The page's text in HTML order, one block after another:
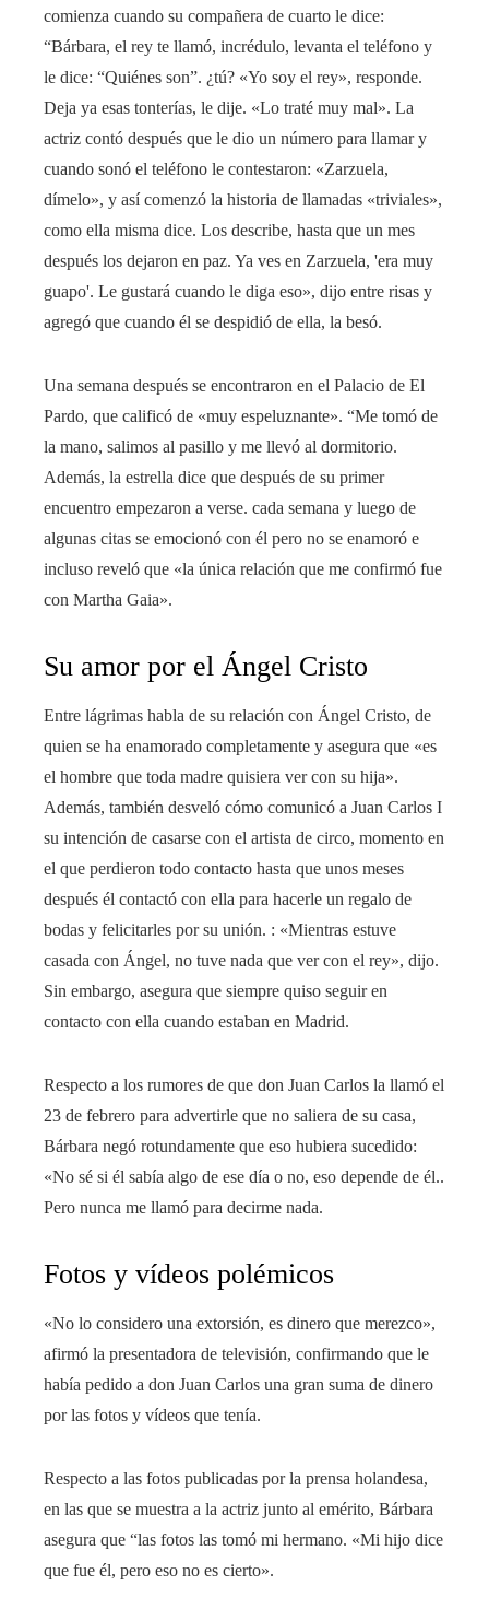
comienza cuando su compañera de cuarto le dice:
“Bárbara, el rey te llamó, incrédulo, levanta el teléfono y
le dice: “Quiénes son”. ¿tú? «Yo soy el rey», responde.
Deja ya esas tonterías, le dije. «Lo traté muy mal». La
actriz contó después que le dio un número para llamar y
cuando sonó el teléfono le contestaron: «Zarzuela,
dímelo», y así comenzó la historia de llamadas «triviales»,
como ella misma dice. Los describe, hasta que un mes
después los dejaron en paz. Ya ves en Zarzuela, 'era muy
guapo'. Le gustará cuando le diga eso», dijo entre risas y
agregó que cuando él se despidió de ella, la besó.
Una semana después se encontraron en el Palacio de El
Pardo, que calificó de «muy espeluznante». “Me tomó de
la mano, salimos al pasillo y me llevó al dormitorio.
Además, la estrella dice que después de su primer
encuentro empezaron a verse. cada semana y luego de
algunas citas se emocionó con él pero no se enamoró e
incluso reveló que «la única relación que me confirmó fue
con Martha Gaia».
Su amor por el Ángel Cristo
Entre lágrimas habla de su relación con Ángel Cristo, de
quien se ha enamorado completamente y asegura que «es
el hombre que toda madre quisiera ver con su hija».
Además, también desveló cómo comunicó a Juan Carlos I
su intención de casarse con el artista de circo, momento en
el que perdieron todo contacto hasta que unos meses
después él contactó con ella para hacerle un regalo de
bodas y felicitarles por su unión. : «Mientras estuve
casada con Ángel, no tuve nada que ver con el rey», dijo.
Sin embargo, asegura que siempre quiso seguir en
contacto con ella cuando estaban en Madrid.
Respecto a los rumores de que don Juan Carlos la llamó el
23 de febrero para advertirle que no saliera de su casa,
Bárbara negó rotundamente que eso hubiera sucedido:
«No sé si él sabía algo de ese día o no, eso depende de él..
Pero nunca me llamó para decirme nada.
Fotos y vídeos polémicos
«No lo considero una extorsión, es dinero que merezco»,
afirmó la presentadora de televisión, confirmando que le
había pedido a don Juan Carlos una gran suma de dinero
por las fotos y vídeos que tenía.
Respecto a las fotos publicadas por la prensa holandesa,
en las que se muestra a la actriz junto al emérito, Bárbara
asegura que “las fotos las tomó mi hermano. «Mi hijo dice
que fue él, pero eso no es cierto».